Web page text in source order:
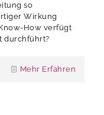
so
Wirkung
How verfügt
durchführt?
Mehr Erfahren